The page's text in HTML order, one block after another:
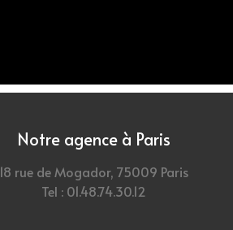
Notre agence à Paris
18 rue de Mogador, 75009 Paris
Tel : 01.48.74.30.12